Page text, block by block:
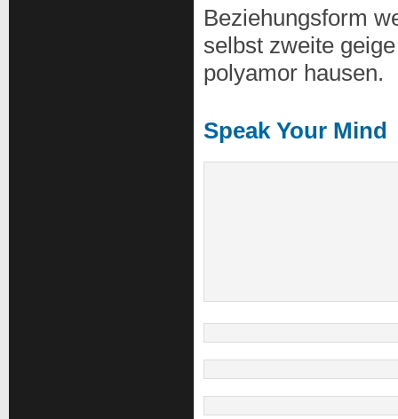
Beziehungsform
selbst zweite
polyamor hausen.
Speak Your Mind